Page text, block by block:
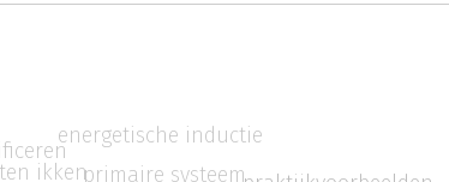
ikkenprimaire systeem
energetische inductie